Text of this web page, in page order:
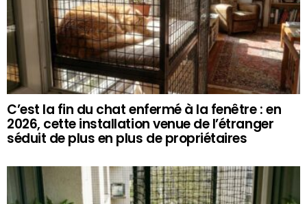
C’est la fin du chat enfermé à la fenêtre : en
2026, cette installation venue de l’étranger
séduit de plus en plus de propriétaires